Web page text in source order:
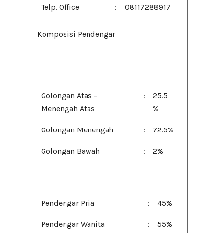
Telp. Office : 08117288917
Komposisi Pendengar
Golongan Atas –
Menengah Atas
:
25.5
%
Golongan Menengah : 72.5%
Golongan Bawah : 2%
Pendengar Pria : 45%
Pendengar Wanita : 55%